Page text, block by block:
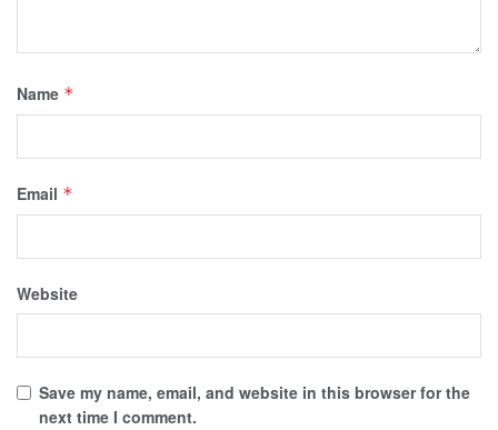
Name *
Email *
Website
Save my name, email, and website in this browser for the
next time I comment.